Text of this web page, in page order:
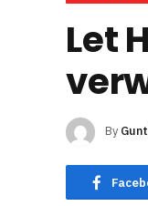
Let
By